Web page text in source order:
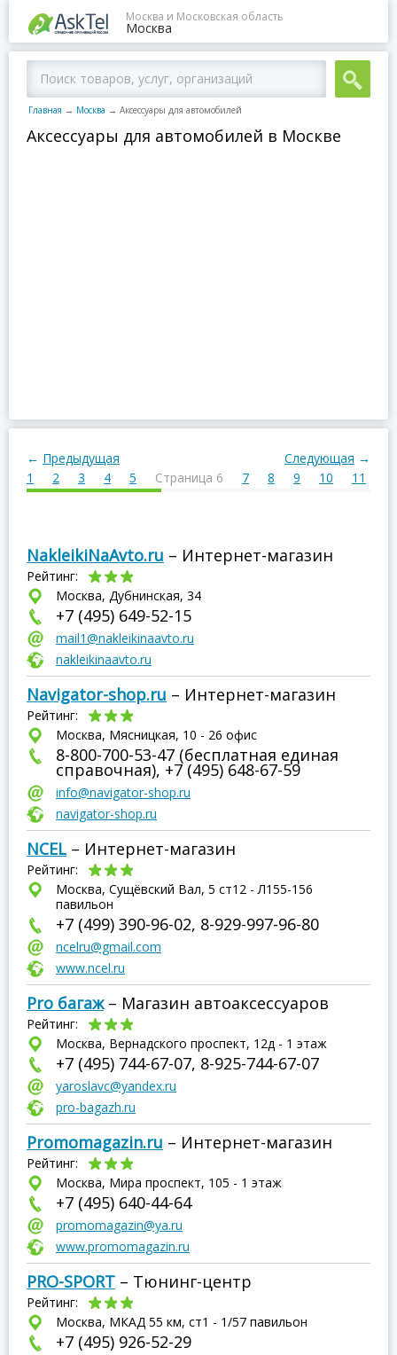
Москва и Московская область
Москва
Главная → Москва → Аксессуары для автомобилей
Аксессуары для автомобилей в Москве
← Предыдущая Следующая →
1
2 3 4 5 Страница 6 7 8 9 10 11
NakleikiNaAvto.ru – Интернет-магазин
Рейтинг:
Москва, Дубнинская, 34
+7 (495) 649-52-15
mail1@nakleikinaavto.ru
nakleikinaavto.ru
Navigator-shop.ru – Интернет-магазин
Рейтинг:
Москва, Мясницкая, 10 - 26 офис
8-800-700-53-47 (бесплатная единая
справочная), +7 (495) 648-67-59
info@navigator-shop.ru
navigator-shop.ru
NCEL – Интернет-магазин
Рейтинг:
Москва, Сущёвский Вал, 5 ст12 - Л155-156
павильон
+7 (499) 390-96-02, 8-929-997-96-80
ncelru@gmail.com
www.ncel.ru
Pro багаж– Магазин автоаксессуаров
Рейтинг:
Москва, Вернадского проспект, 12д - 1 этаж
+7 (495) 744-67-07, 8-925-744-67-07
yaroslavc@yandex.ru
pro-bagazh.ru
Promomagazin.ru – Интернет-магазин
Рейтинг:
Москва, Мира проспект, 105 - 1 этаж
+7 (495) 640-44-64
promomagazin@ya.ru
www.promomagazin.ru
PRO-SPORT – Тюнинг-центр
Рейтинг:
Москва, МКАД 55 км, ст1 - 1/57 павильон
+7 (495) 926-52-29